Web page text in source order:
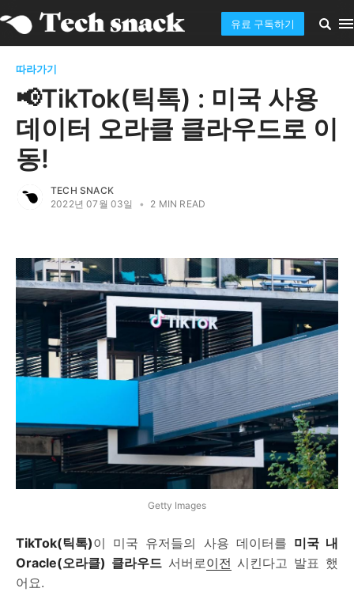
유료 구독하기
따라가기
📢TikTok(틱톡) : 미국 사용
데이터 오라클 클라우드로 이
동!
TECH SNACK
2022년 07월 03일
• 2 MIN READ
Getty Images
TikTok(틱톡)이 미국 유저들의 사용 데이터를 미국 내
Oracle(오라클) 클라우드서버로이전 시킨다고 발표 했
어요.